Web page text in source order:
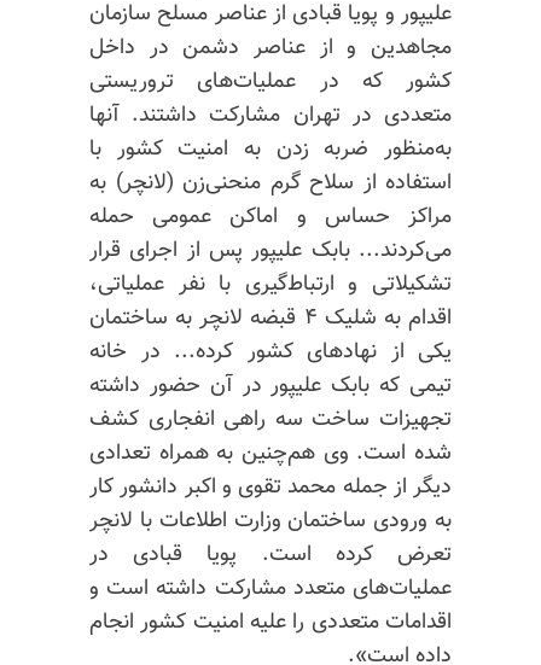
علیپور و پویا قبادی از عناصر مسلح سازمان
مجاهدین و از عناصر دشمن در داخل
کشور که در عملیات‌های تروریستی
متعددی در تهران مشارکت داشتند. آنها
به‌منظور ضربه زدن به امنیت کشور با
استفاده از سلاح گرم منحنی‌زن (لانچر) به
مراکز حساس و اماکن عمومی حمله
می‌کردند... بابک علیپور پس از اجرای قرار
تشکیلاتی و ارتباط‌گیری با نفر عملیاتی،
اقدام به شلیک ۴ قبضه لانچر به ساختمان
یکی از نهادهای کشور کرده... در خانه
تیمی که بابک علیپور در آن حضور داشته
تجهیزات ساخت سه راهی انفجاری کشف
شده است. وی هم‌چنین به همراه تعدادی
دیگر از جمله محمد تقوی و اکبر دانشور کار
به ورودی ساختمان وزارت اطلاعات با لانچر
تعرض کرده است. پویا قبادی در
عملیات‌های متعدد مشارکت داشته است و
اقدامات متعددی را علیه امنیت کشور انجام
داده است».